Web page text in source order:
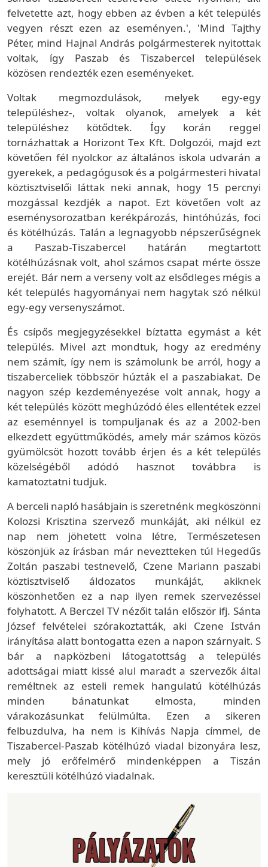
felvetette azt, hogy ebben az évben a két település
vegyen részt ezen az eseményen.', 'Mind Tajthy
Péter, mind Hajnal András polgármesterek nyitottak
voltak, így Paszab és Tiszabercel települések
közösen rendezték ezen eseményeket.
Voltak megmozdulások, melyek egy-egy
településhez-, voltak olyanok, amelyek a két
településhez kötődtek. Így korán reggel
tornázhattak a Horizont Tex Kft. Dolgozói, majd ezt
követően fél nyolckor az általános iskola udvarán a
gyerekek, a pedagógusok és a polgármesteri hivatal
köztisztviselői láttak neki annak, hogy 15 percnyi
mozgással kezdjék a napot. Ezt követően volt az
eseménysorozatban kerékpározás, hintóhúzás, foci
és kötélhúzás. Talán a legnagyobb népszerűségnek
a Paszab-Tiszabercel határán megtartott
kötélhúzásnak volt, ahol számos csapat mérte össze
erejét. Bár nem a verseny volt az elsődleges mégis a
két település hagyományai nem hagytak szó nélkül
egy-egy versenyszámot.
És csípős megjegyzésekkel bíztatta egymást a két
település. Mivel azt mondtuk, hogy az eredmény
nem számít, így nem is számolunk be arról, hogy a
tiszaberceliek többször húzták el a paszabiakat. De
nagyon szép kezdeményezése volt annak, hogy a
két település között meghúzódó éles ellentétek ezzel
az eseménnyel is tompuljanak és az a 2002-ben
elkezdett együttműködés, amely már számos közös
gyümölcsöt hozott tovább érjen és a két település
közelségéből adódó hasznot továbbra is
kamatoztatni tudjuk.
A berceli napló hasábjain is szeretnénk megköszönni
Kolozsi Krisztina szervező munkáját, aki nélkül ez
nap nem jöhetett volna létre, Természetesen
köszönjük az írásban már neveztteken túl Hegedűs
Zoltán paszabi testnevelő, Czene Mariann paszabi
köztisztviselő áldozatos munkáját, akiknek
köszönhetően ez a nap ilyen remek szervezéssel
folyhatott. A Berczel TV nézőit talán először ifj. Sánta
József felvételei szórakoztatták, aki Czene István
irányítása alatt bontogatta ezen a napon szárnyait. S
bár a napközbeni látogatottság a település
adottságai miatt kissé alul maradt a szervezők által
reméltnek az esteli remek hangulatú kötélhúzás
minden bánatunkat elmosta, minden
várakozásunkat felülmúlta. Ezen a sikeren
felbuzdulva, ha nem is Kihívás Napja címmel, de
Tiszabercel-Paszab kötélhúzó viadal bizonyára lesz,
mely jó erőfelmérő mindenképpen a Tiszán
keresztüli kötélhúzó viadalnak.